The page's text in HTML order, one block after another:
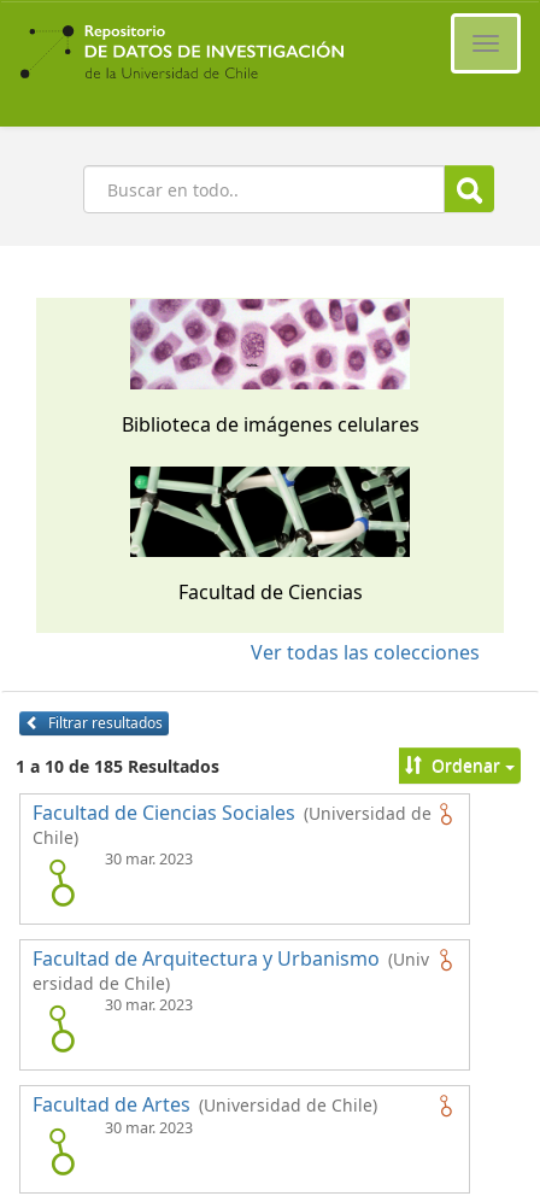
Ir
contenido
principal
Buscar
Biblioteca de imágenes celulares
Facultad de Ciencias
Ver todas las colecciones
Filtrar resultados
1 a 10 de 185 Resultados Ordenar
Facultad de Ciencias Sociales (Universidad de
Chile)
30 mar. 2023
Facultad de Arquitectura y Urbanismo (Univ
ersidad de Chile)
30 mar. 2023
Facultad de Artes (Universidad de Chile)
30 mar. 2023